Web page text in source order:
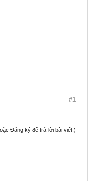
#1
Đăng ký để trả lời bài viết.)